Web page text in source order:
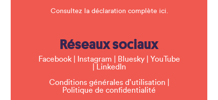
Consultez la déclaration complète ici.
Réseaux sociaux
Facebook| Instagram Bluesky| YouTube
LinkedIn
Conditions générales d’utilisation
Politique de confidentialité